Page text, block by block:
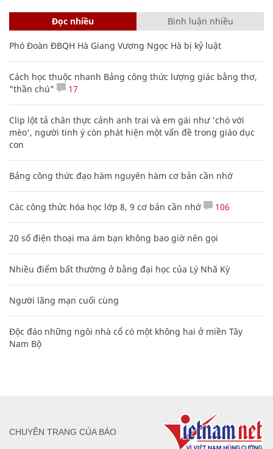
Đọc nhiều Bình luận nhiều
Phó Đoàn ĐBQH Hà Giang Vương Ngọc Hà bị kỷ luật
Cách học thuộc nhanh Bảng công thức lượng giác bằng thơ,
"thần chú"
17
Clip lột tả chân thực cảnh anh trai và em gái như 'chó với
mèo', người tinh ý còn phát hiện một vấn đề trong giáo dục
con
Bảng công thức đạo hàm nguyên hàm cơ bản cần nhớ
Các công thức hóa học lớp 8, 9 cơ bản cần nhớ 106
20 số điện thoại ma ám bạn không bao giờ nên gọi
Nhiều điểm bất thường ở bằng đại học của Lý Nhã Kỳ
Người lãng mạn cuối cùng
Độc đáo những ngôi nhà cổ có một không hai ở miền Tây
Nam Bộ
CHUYÊN TRANG CỦA BÁO